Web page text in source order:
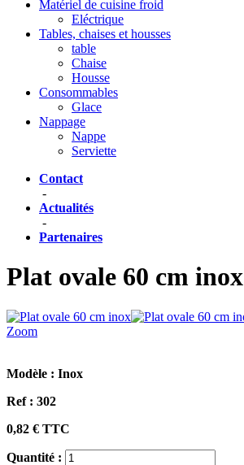
Matériel de cuisine froid
Eléctrique
Tables, chaises et housses
table
Chaise
Housse
Consommables
Glace
Nappage
Nappe
Serviette
Contact
-
Actualités
-
Partenaires
Plat ovale 60 cm inox
Zoom
Modèle : Inox
Ref : 302
0,82 € TTC
Quantité :